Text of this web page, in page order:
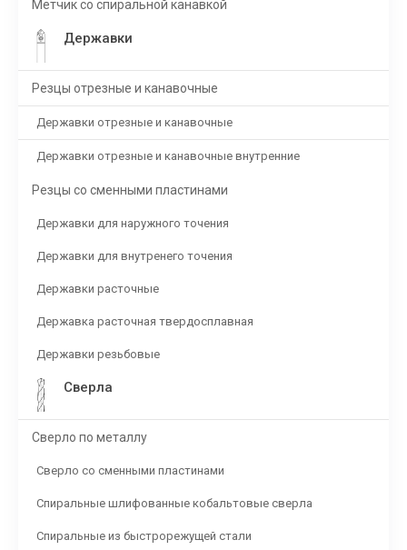
Метчик со спиральной канавкой
Державки
Резцы отрезные и канавочные
Державки отрезные и канавочные
Державки отрезные и канавочные внутренние
Резцы со сменными пластинами
Державки для наружного точения
Державки для внутренего точения
Державки расточные
Державка расточная твердосплавная
Державки резьбовые
Сверла
Сверло по металлу
Сверло со сменными пластинами
Спиральные шлифованные кобальтовые сверла
Спиральные из быстрорежущей стали